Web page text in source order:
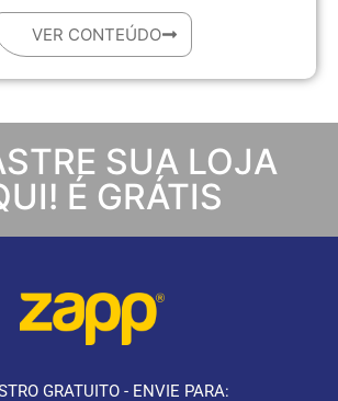
VER CONTEÚDO
SUA LOJA
É GRÁTIS
GRATUITO - ENVIE PARA: